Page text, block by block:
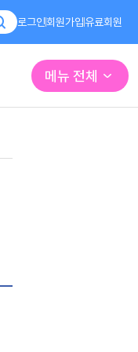
로그인회원가입유료회원
메뉴 전체